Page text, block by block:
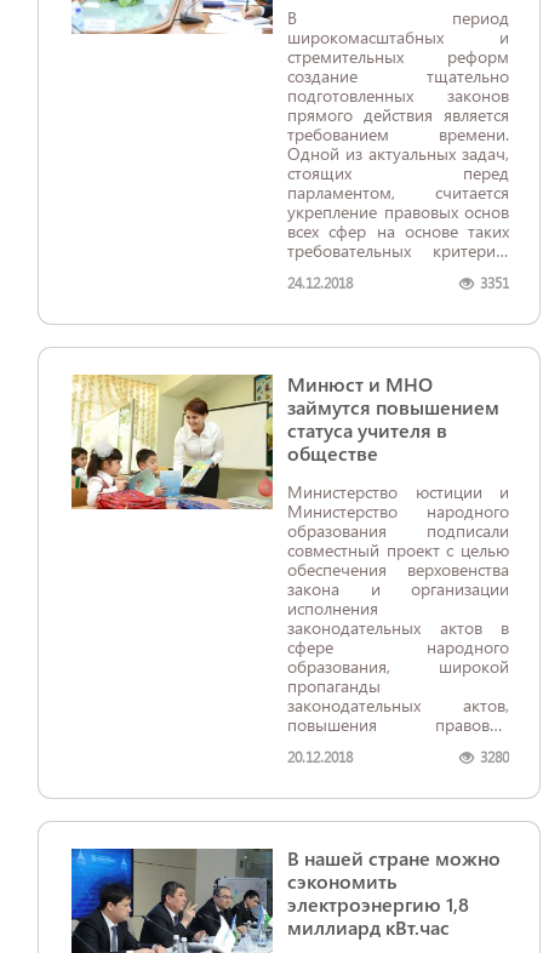
В период
широкомасштабных и
стремительных реформ
создание тщательно
подготовленных законов
прямого действия является
требованием времени.
Одной из актуальных задач,
стоящих перед
парламентом, считается
укрепление правовых основ
всех сфер на основе таких
требовательных критерий.
вопросу, Президентом
в его докладе на
торжественном собрании,
принятия Конституции
Республики Узбекистан. Ибо
совершенствование системы
государственного и
общественного
строительства, успешная
реализация
широкомасштабных
реформ во многом
непосредственно связано с
качеством
законотворческого
процесса.
24.12.2018 3351
Минюст и МНО
займутся повышением
статуса учителя в
обществе
Министерство юстиции и
Министерство народного
образования подписали
совместный проект с целью
обеспечения верховенства
закона и организации
исполнения
законодательных актов в
сфере народного
образования, широкой
пропаганды
законодательных актов,
повышения правовой
молодого поколения. Об
служба Минюста.
20.12.2018 3280
​​​​​​​В нашей стране можно
сэкономить
электроэнергию 1,8
миллиард кВт.час